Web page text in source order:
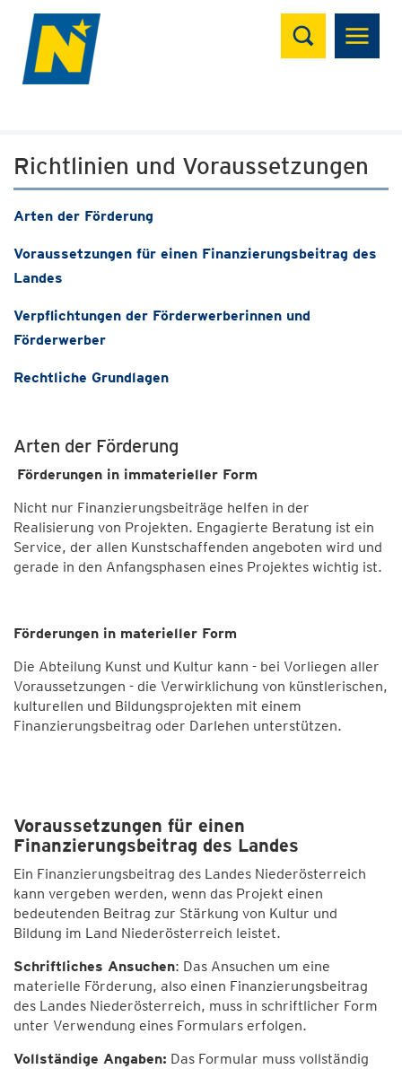
Suchen
Richtlinien und Voraussetzungen
Arten der Förderung
Voraussetzungen für einen Finanzierungsbeitrag des
Landes
Verpflichtungen der Förderwerberinnen und
Förderwerber
Rechtliche Grundlagen
Arten der Förderung
Förderungen in immaterieller Form
Nicht nur Finanzierungsbeiträge helfen in der
Realisierung von Projekten. Engagierte Beratung ist ein
Service, der allen Kunstschaffenden angeboten wird und
gerade in den Anfangsphasen eines Projektes wichtig ist.
Förderungen in materieller Form
Die Abteilung Kunst und Kultur kann - bei Vorliegen aller
Voraussetzungen - die Verwirklichung von künstlerischen,
kulturellen und Bildungsprojekten mit einem
Finanzierungsbeitrag oder Darlehen unterstützen.
Voraussetzungen für einen
Finanzierungsbeitrag des Landes
Ein Finanzierungsbeitrag des Landes Niederösterreich
kann vergeben werden, wenn das Projekt einen
bedeutenden Beitrag zur Stärkung von Kultur und
Bildung im Land Niederösterreich leistet.
Schriftliches Ansuchen: Das Ansuchen um eine
materielle Förderung, also einen Finanzierungsbeitrag
des Landes Niederösterreich, muss in schriftlicher Form
unter Verwendung eines Formulars erfolgen.
Vollständige Angaben: Das Formular muss vollständig